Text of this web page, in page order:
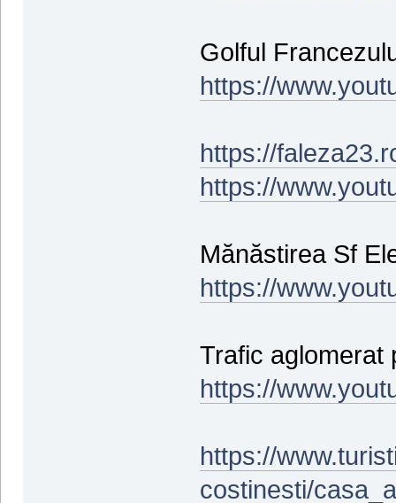
Golful
https://
https://
https://
Mănăstirea Sf
https://
Trafic aglomerat
https://
https://
costinesti/